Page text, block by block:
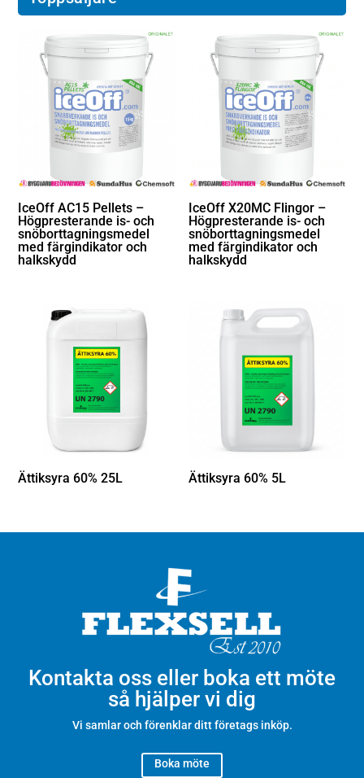
IceOff AC15 Pellets –
Högpresterande is- och
snöborttagningsmedel
med färgindikator och
halkskydd
IceOff X20MC Flingor –
Högpresterande is- och
snöborttagningsmedel
med färgindikator och
halkskydd
Ättiksyra 60% 25L Ättiksyra 60% 5L
Kontakta oss eller boka ett möte
så hjälper vi dig
Vi samlar och förenklar ditt företags inköp.
Boka möte